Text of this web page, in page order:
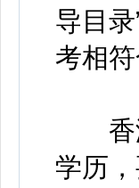
导目
考相符
香港
学历